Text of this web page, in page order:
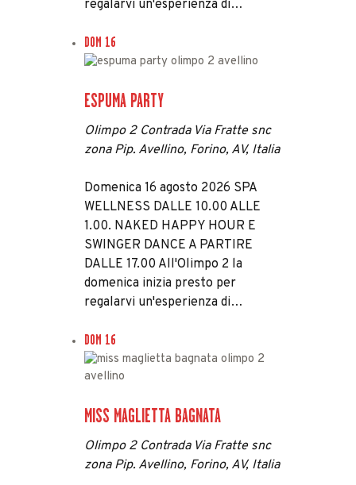
regalarvi un'esperienza di…
DOM16
ESPUMA PARTY
Olimpo 2 Contrada Via Fratte snc
zona Pip. Avellino, Forino, AV, Italia
Domenica 16 agosto 2026 SPA
WELLNESS DALLE 10.00 ALLE
1.00. NAKED HAPPY HOUR E
SWINGER DANCE A PARTIRE
DALLE 17.00 All'Olimpo 2 la
domenica inizia presto per
regalarvi un'esperienza di…
DOM16
MISS MAGLIETTA BAGNATA
Olimpo 2 Contrada Via Fratte snc
zona Pip. Avellino, Forino, AV, Italia